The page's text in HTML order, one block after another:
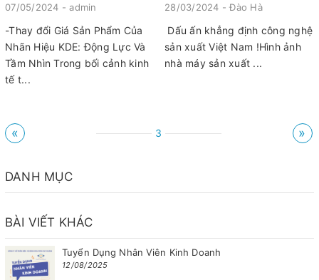
07/05/2024 - admin
-Thay đổi Giá Sản Phẩm Của
Nhãn Hiệu KDE: Động Lực Và
Tầm Nhìn Trong bối cảnh kinh
tế t...
28/03/2024 - Đào Hà
Dấu ấn khẳng định công nghệ
sản xuất Việt Nam !Hình ảnh
nhà máy sản xuất ...
« 3 »
DANH MỤC
BÀI VIẾT KHÁC
Tuyển Dụng Nhân Viên Kinh Doanh
12/08/2025